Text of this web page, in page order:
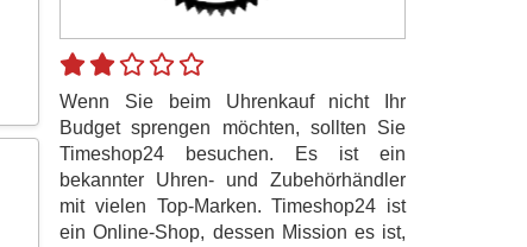
Wenn Sie beim Uhrenkauf nicht Ihr
Budget sprengen möchten, sollten Sie
Timeshop24 besuchen. Es ist ein
bekannter Uhren- und Zubehörhändler
mit vielen Top-Marken. Timeshop24 ist
ein Online-Shop, dessen Mission es ist,